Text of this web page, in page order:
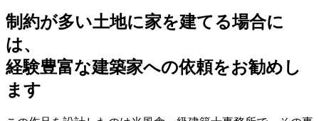
制約が多い土地に家を建てる場合に
は、
経験豊富な建築家への依頼をお勧めし
ます